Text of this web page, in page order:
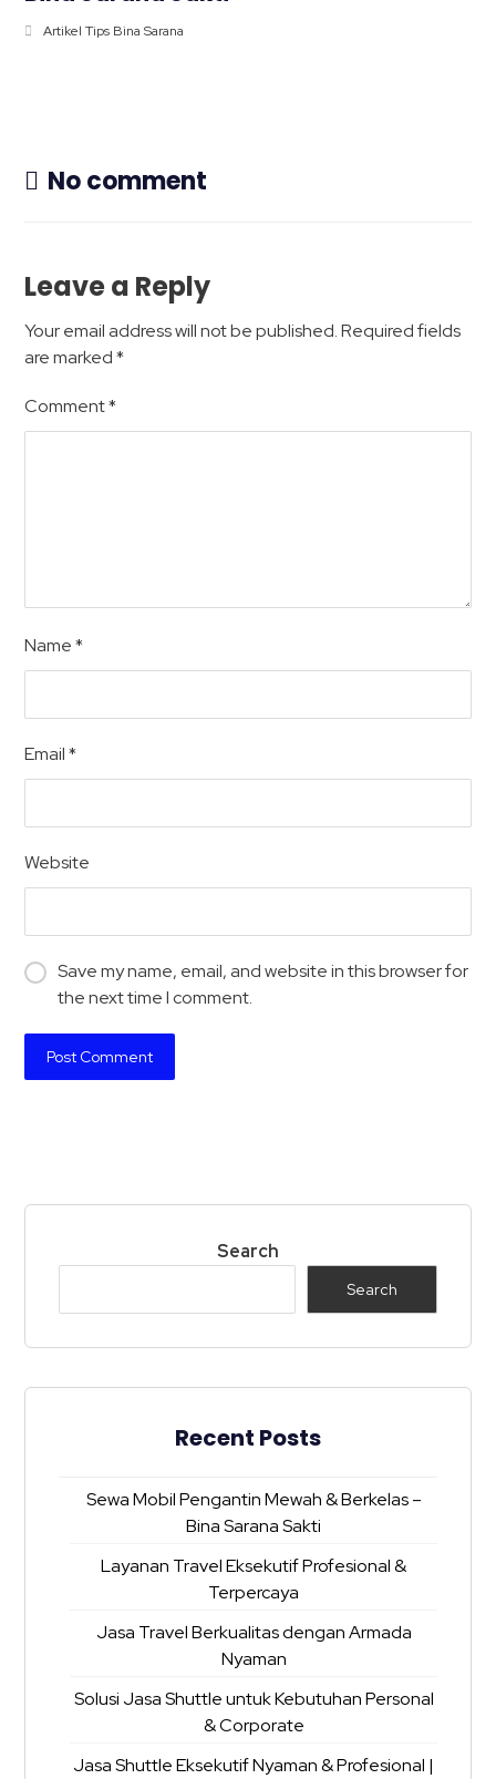
Artikel Tips Bina Sarana
No comment
Leave a Reply
Your email address will not be published. Required fields
are marked*
Comment*
Name*
Email*
Website
Save my name, email, and website in this browser for
the next time I comment.
Search
Search
Recent Posts
Sewa Mobil Pengantin Mewah & Berkelas –
Bina Sarana Sakti
Layanan Travel Eksekutif Profesional &
Terpercaya
Jasa Travel Berkualitas dengan Armada
Nyaman
Solusi Jasa Shuttle untuk Kebutuhan Personal
& Corporate
Jasa Shuttle Eksekutif Nyaman & Profesional |